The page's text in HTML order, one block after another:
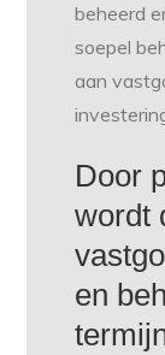
beheerd
soepel
aan
Door
wordt
en